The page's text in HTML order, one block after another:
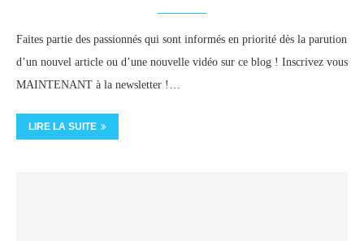
Faites partie des passionnés qui sont informés en priorité dès la parution
d’un nouvel article ou d’une nouvelle vidéo sur ce blog ! Inscrivez vous
MAINTENANT à la newsletter !…
LIRE LA SUITE